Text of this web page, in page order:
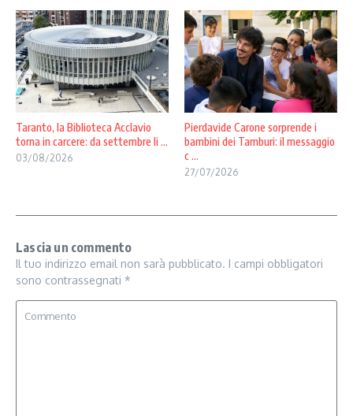
Taranto, la Biblioteca Acclavio
torna in carcere: da settembre li ...
03/08/2026
Pierdavide Carone sorprende i
bambini dei Tamburi: il messaggio
c ...
27/07/2026
Lascia un commento
Il tuo indirizzo email non sarà pubblicato. I campi obbligatori
sono contrassegnati *